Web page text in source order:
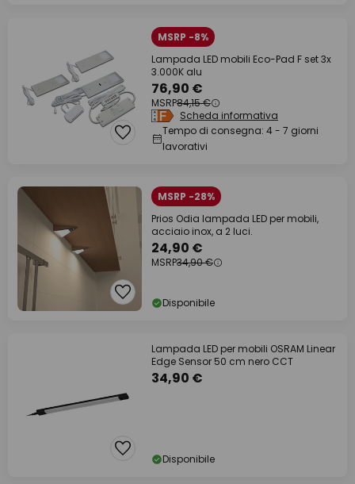
MSRP -8%
Lampada LED mobili Eco-Pad F set 3x
3.000K alu
76,90 €
MSRP84,15 €
Scheda informativa
Tempo di consegna: 4 - 7 giorni
lavorativi
MSRP -28%
Prios Odia lampada LED per mobili,
acciaio inox, a 2 luci.
24,90 €
MSRP34,90 €
Disponibile
Lampada LED per mobili OSRAM Linear
Edge Sensor 50 cm nero CCT
34,90 €
Disponibile